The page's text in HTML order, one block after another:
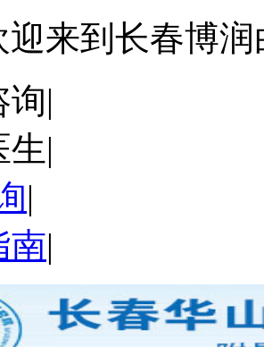
迎来到长春博
询|
生|
|
南|